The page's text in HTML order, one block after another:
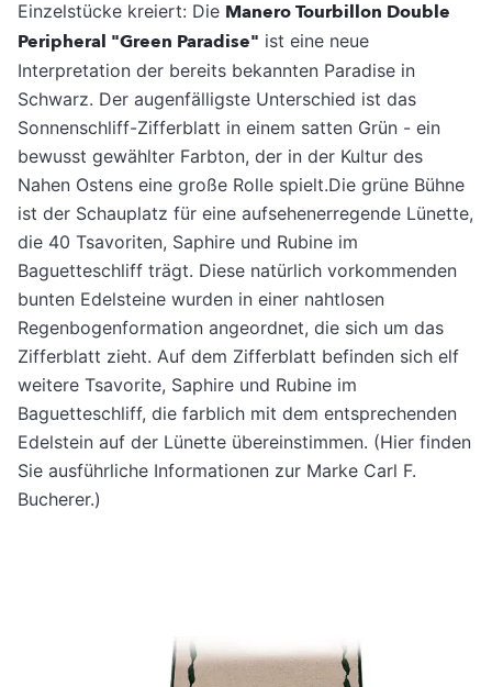
Einzelstücke kreiert: Die Manero Tourbillon Double
Peripheral "Green Paradise" ist eine neue
Interpretation der bereits bekannten Paradise in
Schwarz. Der augenfälligste Unterschied ist das
Sonnenschliff-Zifferblatt in einem satten Grün - ein
bewusst gewählter Farbton, der in der Kultur des
Nahen Ostens eine große Rolle spielt.Die grüne Bühne
ist der Schauplatz für eine aufsehenerregende Lünette,
die 40 Tsavoriten, Saphire und Rubine im
Baguetteschliff trägt. Diese natürlich vorkommenden
bunten Edelsteine wurden in einer nahtlosen
Regenbogenformation angeordnet, die sich um das
Zifferblatt zieht. Auf dem Zifferblatt befinden sich elf
weitere Tsavorite, Saphire und Rubine im
Baguetteschliff, die farblich mit dem entsprechenden
Edelstein auf der Lünette übereinstimmen. (Hier finden
Sie ausführliche Informationen zur Marke Carl F.
Bucherer.)